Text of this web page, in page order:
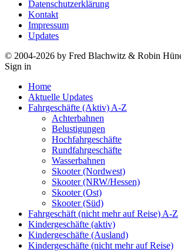
Datenschutzerklärung
Kontakt
Impressum
Updates
© 2004-2026 by Fred Blachwitz & Robin
Sign in
Home
Aktuelle Updates
Fahrgeschäfte (Aktiv) A-Z
Achterbahnen
Belustigungen
Hochfahrgeschäfte
Rundfahrgeschäfte
Wasserbahnen
Skooter (Nordwest)
Skooter (NRW/Hessen)
Skooter (Ost)
Skooter (Süd)
Fahrgeschäft (nicht mehr auf Reise) A-Z
Kindergeschäfte (aktiv)
Kindergeschäfte (Ausland)
Kindergeschäfte (nicht mehr auf Reise)